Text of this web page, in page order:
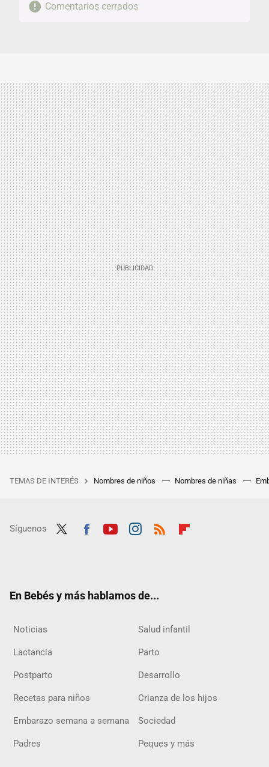
Comentarios cerrados
TEMAS DE INTERÉS Nombres de niños Nombres de niñas
Síguenos
En Bebés y más hablamos de...
Noticias Salud infantil
Lactancia Parto
Postparto Desarrollo
Recetas para niños Crianza de los hijos
Embarazo semana a semana Sociedad
Padres Peques y más